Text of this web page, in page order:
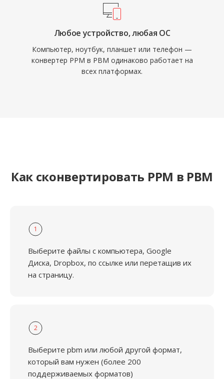
Любое устройство, любая ОС
Компьютер, ноутбук, планшет или телефон —
конвертер PPM в PBM одинаково работает на
всех платформах.
Как сконвертировать PPM в PBM
1
Выберите файлы с компьютера, Google
Диска, Dropbox, по ссылке или перетащив их
на страницу.
2
Выберите pbm или любой другой формат,
который вам нужен (более 200
поддерживаемых форматов)